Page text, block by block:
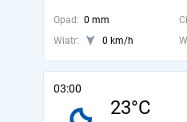
Opad: 0 mm
Wiatr:
0 km/h
03:00
23°C